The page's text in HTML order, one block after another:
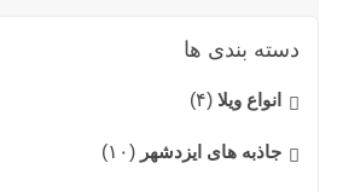
دسته بندی ها
انواع ویلا (۴)
جاذبه های ایزدشهر (۱۰)